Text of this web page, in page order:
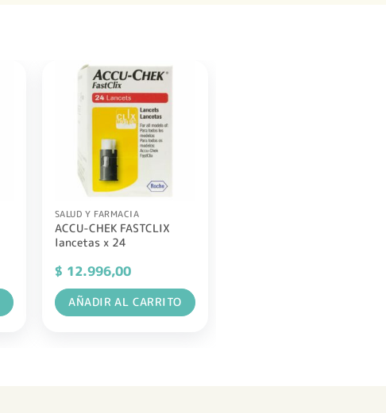
SALUD Y FARMACIA
ACCU-CHEK FASTCLIX
lancetas x 24
$ 12.996,00
AÑADIR AL CARRITO